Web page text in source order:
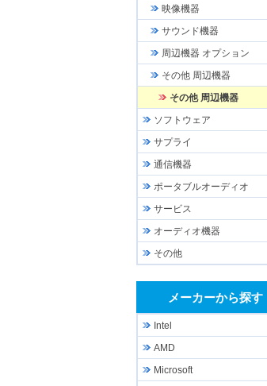
映像機器
サウンド機器
周辺機器 オプション
その他 周辺機器
その他 周辺機器
ソフトウェア
サプライ
通信機器
ポータブルオーディオ
サービス
オーディオ機器
その他
メーカーから探す
Intel
AMD
Microsoft